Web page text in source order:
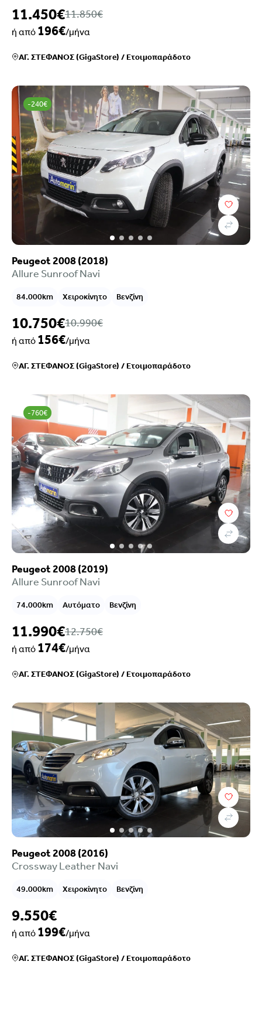
11.450€11.850€
ή από 196€/μήνα
ΑΓ. ΣΤΕΦΑΝΟΣ (GigaStore) /Ετοιμοπαράδοτο
-240€
Peugeot 2008 (2018)
Allure Sunroof Navi
84.000km Χειροκίνητο Βενζίνη
10.750€10.990€
ή από 156€/μήνα
ΑΓ. ΣΤΕΦΑΝΟΣ (GigaStore) /Ετοιμοπαράδοτο
-760€
Peugeot 2008 (2019)
Allure Sunroof Navi
74.000km Αυτόματο Βενζίνη
11.990€12.750€
ή από 174€/μήνα
ΑΓ. ΣΤΕΦΑΝΟΣ (GigaStore) /Ετοιμοπαράδοτο
Peugeot 2008 (2016)
Crossway Leather Navi
49.000km Χειροκίνητο Βενζίνη
9.550€
ή από 199€/μήνα
ΑΓ. ΣΤΕΦΑΝΟΣ (GigaStore) /Ετοιμοπαράδοτο